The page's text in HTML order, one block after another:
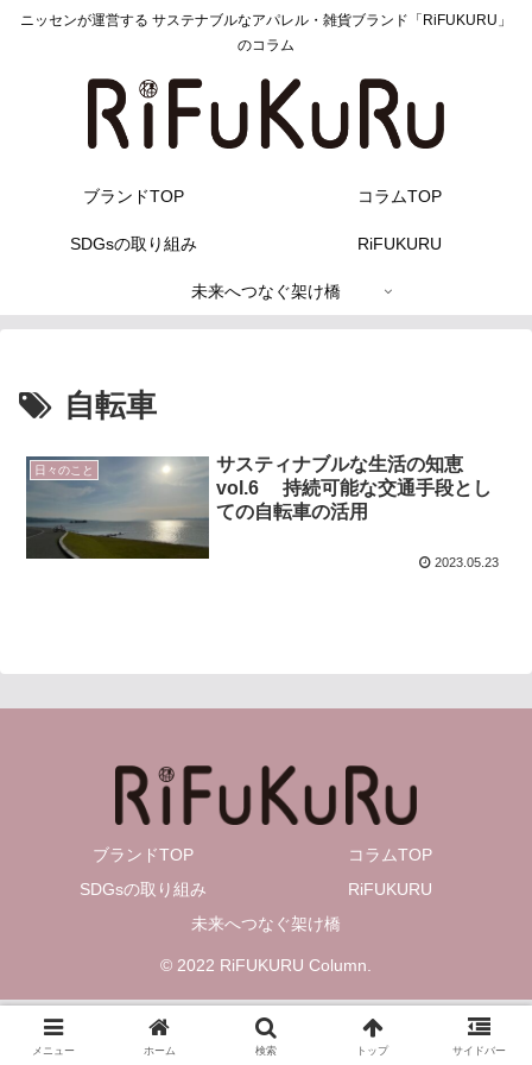
ニッセンが運営する サステナブルなアパレル・雑貨ブランド「RiFUKURU」
のコラム
ブランドTOP コラムTOP
SDGsの取り組み RiFUKURU
未来へつなぐ架け橋
自転車
日々のこと
サスティナブルな生活の知恵
vol.6 持続可能な交通手段とし
ての自転車の活用
2023.05.23
ブランドTOP
コラムTOP
SDGsの取り組み
RiFUKURU
未来へつなぐ架け橋
© 2022 RiFUKURU Column.
メニュー ホーム 検索 トップ サイドバー